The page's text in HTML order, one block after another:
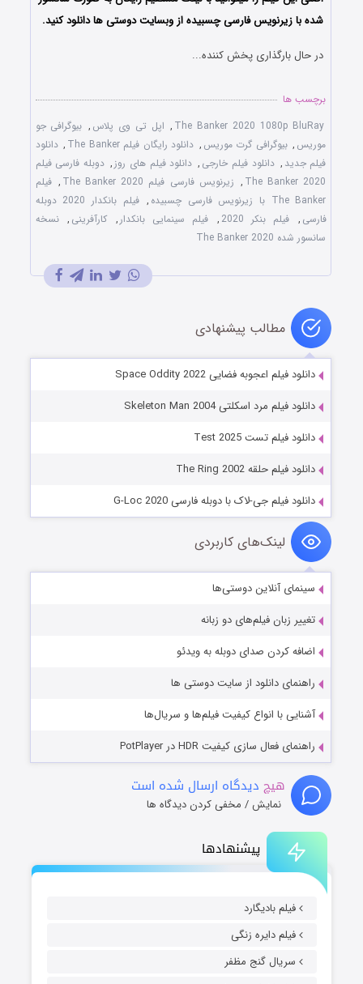
پیشنهادها
فیلم بادیگارد
فیلم دایره زنگی
سریال گنج مظفر
شده با زیرنویس فارسی چسبیده از وبسایت دوستی ها دانلود کنید.
در حال بارگذاری پخش کننده...
برچسب ها
The Banker 2020 1080p BluRay
, اپل تی وی پلاس , بیوگرافی جو
موریس , بیوگرافی گرت موریس , دانلود رایگان فیلم The Banker , دانلود
فیلم جدید , دانلود فیلم خارجی , دانلود فیلم های روز , دوبله فارسی فیلم
The Banker 2020
, زیرنویس فارسی فیلم The Banker 2020 , فیلم
The Banker با زیرنویس فارسی چسبیده
,
فیلم بانکدار 2020 دوبله
فارسی , فیلم بنکر 2020 , فیلم سینمایی بانکدار , کارآفرینی , نسخه
سانسور شده The Banker 2020
مطالب پیشنهادی
دانلود فیلم اعجوبه فضایی Space Oddity 2022
دانلود فیلم مرد اسکلتی Skeleton Man 2004
دانلود فیلم تست Test 2025
دانلود فیلم حلقه The Ring 2002
دانلود فیلم جی-لاک با دوبله فارسی G-Loc 2020
لینک‌های کاربردی
سینمای آنلاین دوستی‌ها
تغییر زبان فیلم‌های دو زبانه
اضافه کردن صدای دوبله به ویدئو
راهنمای دانلود از سایت دوستی ها
آشنایی با انواع کیفیت فیلم‌ها و سریال‌ها
راهنمای فعال سازی کیفیت HDR در PotPlayer
هیچ دیدگاه ارسال شده است
نمایش / مخفی کردن دیدگاه ها